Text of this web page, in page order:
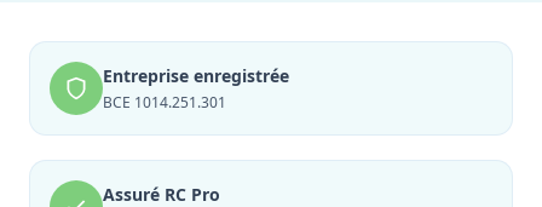
Entreprise enregistrée
BCE 1014.251.301
Assuré RC Pro